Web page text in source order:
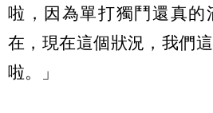
啦，因為單打獨鬥還真的
在，現在這個狀況，我們
啦。」